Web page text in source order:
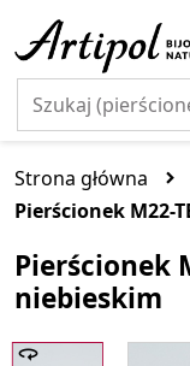
Strona główna
Pierścionek M22-
Pierścionek
niebieskim